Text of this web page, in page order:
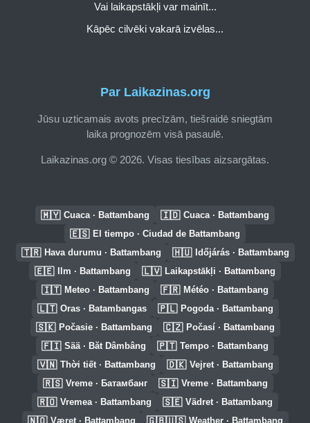
Par Laikazinas.org
Jūsu uzticamais avots precīzām, tiešraidē sniegtām
laika prognozēm visā pasaulē.
Laikazinas.org © 2026. Visas tiesības aizsargātas.
Vai laikapstākļi var mainīt...
Kāpēc cilvēki vakarā izvēlas...
🇲🇾 Cuaca · Battambang 🇮🇩 Cuaca · Battambang
🇪🇸 El tiempo · Ciudad de Battambang
🇹🇷 Hava durumu · Battambang 🇭🇺 Időjárás · Battambang
🇪🇪 Ilm · Battambang 🇱🇻 Laikapstākļi · Battambang
🇮🇹 Meteo · Battambang 🇫🇷 Météo · Battambang
🇱🇹 Oras · Batambangas 🇵🇱 Pogoda · Battambang
🇸🇰 Počasie · Battambang 🇨🇿 Počasí · Battambang
🇫🇮 Sää · Băt Dâmbâng 🇵🇹 Tempo · Battambang
🇻🇳 Thời tiết · Battambang 🇩🇰 Vejret · Battambang
🇷🇸 Vreme · Батамбанг 🇸🇮 Vreme · Battambang
🇷🇴 Vremea · Battambang 🇸🇪 Vädret · Battambang
Været · Battambang Weather · Battambang